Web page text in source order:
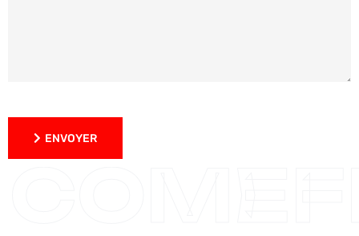
ENVOYER